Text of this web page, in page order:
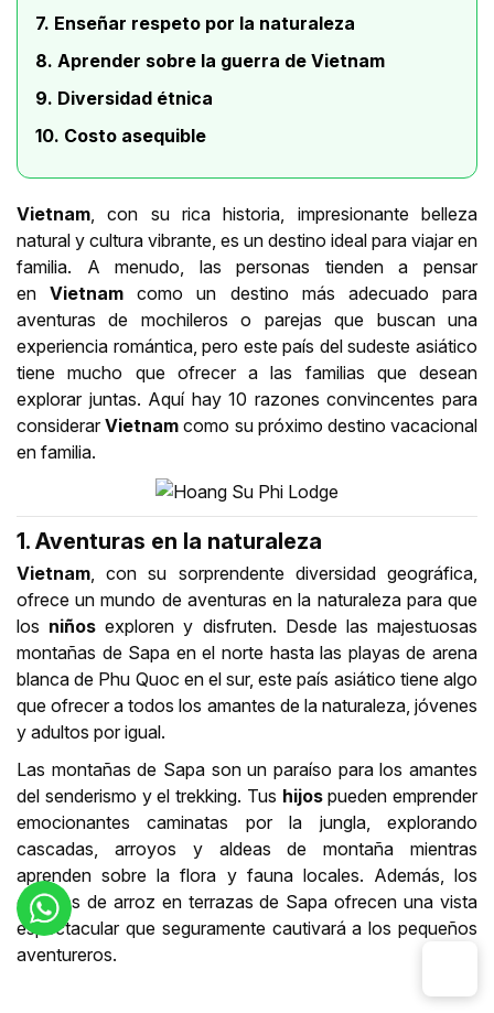
7. Enseñar respeto por la naturaleza
8. Aprender sobre la guerra de Vietnam
9. Diversidad étnica
10. Costo asequible
Vietnam, con su rica historia, impresionante belleza
natural y cultura vibrante, es un destino ideal para viajar en
familia. A menudo, las personas tienden a pensar
enVietnam como un destino más adecuado para
aventuras de mochileros o parejas que buscan una
experiencia romántica, pero este país del sudeste asiático
tiene mucho que ofrecer a las familias que desean
explorar juntas. Aquí hay 10 razones convincentes para
considerarVietnam como su próximo destino vacacional
en familia.
1. Aventuras en la naturaleza
Vietnam, con su sorprendente diversidad geográfica,
ofrece un mundo de aventuras en la naturaleza para que
los niños exploren y disfruten. Desde las majestuosas
montañas de Sapa en el norte hasta las playas de arena
blanca de Phu Quoc en el sur, este país asiático tiene algo
que ofrecer a todos los amantes de la naturaleza, jóvenes
y adultos por igual.
Las montañas de Sapa son un paraíso para los amantes
del senderismo y el trekking. Tus hijospueden emprender
emocionantes caminatas por la jungla, explorando
cascadas, arroyos y aldeas de montaña mientras
aprenden sobre la flora y fauna locales. Además, los
campos de arroz en terrazas de Sapa ofrecen una vista
espectacular que seguramente cautivará a los pequeños
aventureros.